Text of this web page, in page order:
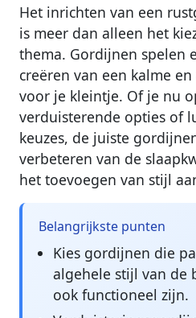
Het inrichten van een
is meer dan alleen het
thema. Gordijnen spelen
creëren van een kalme
voor je kleintje. Of je nu
verduisterende opties of
keuzes, de juiste
verbeteren van de
het toevoegen van stijl
Belangrijkste punten
Kies gordijnen die
algehele stijl van de
ook functioneel zijn.